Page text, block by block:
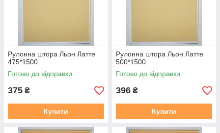
Рулонна штора Льон Латте
475*1500
Готово до відправки
375 ₴
Купити
Рулонна штора Льон Латте
500*1500
Готово до відправки
396 ₴
Купити